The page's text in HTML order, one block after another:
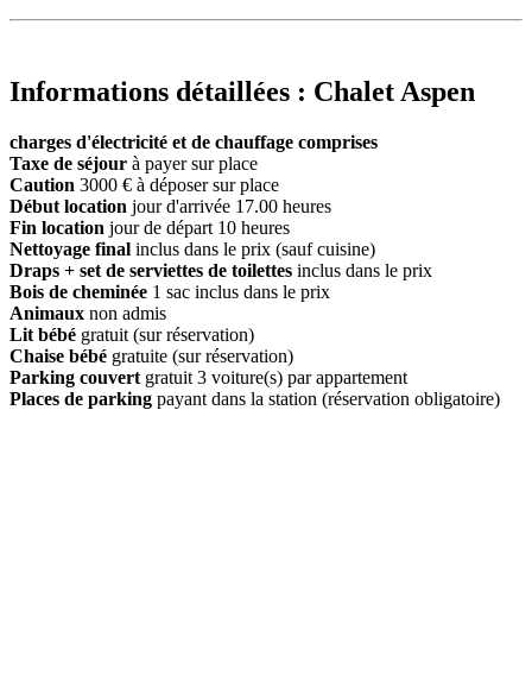
Informations détaillées : Chalet Aspen
charges d'électricité et de chauffage comprises
Taxe de séjour à payer sur place
Caution 3000 € à déposer sur place
Début location jour d'arrivée 17.00 heures
Fin location jour de départ 10 heures
Nettoyage final inclus dans le prix (sauf cuisine)
Draps + set de serviettes de toilettes inclus dans le prix
Bois de cheminée 1 sac inclus dans le prix
Animaux non admis
Lit bébé gratuit (sur réservation)
Chaise bébé gratuite (sur réservation)
Parking couvert gratuit 3 voiture(s) par appartement
Places de parking payant dans la station (réservation obligatoire)